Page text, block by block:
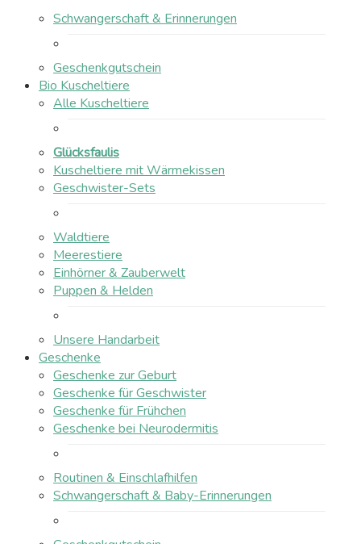
Schwangerschaft & Erinnerungen
Geschenkgutschein
Bio Kuscheltiere
Alle Kuscheltiere
Glücksfaulis
Kuscheltiere mit Wärmekissen
Geschwister-Sets
Waldtiere
Meerestiere
Einhörner & Zauberwelt
Puppen & Helden
Unsere Handarbeit
Geschenke
Geschenke zur Geburt
Geschenke für Geschwister
Geschenke für Frühchen
Geschenke bei Neurodermitis
Routinen & Einschlafhilfen
Schwangerschaft & Baby-Erinnerungen